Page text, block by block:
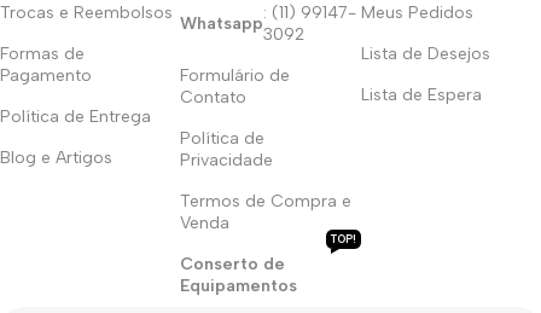
Trocas e Reembolsos
Formas de
Pagamento
Política de Entrega
Blog e Artigos
Whatsapp
: (11) 99147-
3092
Formulário de
Contato
Política de
Privacidade
Termos de Compra e
Venda
Conserto de
Equipamentos
TOP!
Meus Pedidos
Lista de Desejos
Lista de Espera